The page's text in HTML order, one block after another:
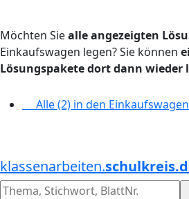
Möchten Siealle angezeigten
Einkaufswagen legen? Sie können
Lösungspakete dort dann wieder
Alle (2) in den Einkaufswagen
klassenarbeiten.